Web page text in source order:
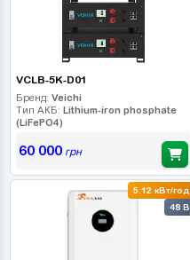
VCLB-5K-D01
Бренд: Veichi
Тип АКБ: Lithium-iron phosphate
(LiFePO4)
60 000грн
5.12 кВт/год
48 В